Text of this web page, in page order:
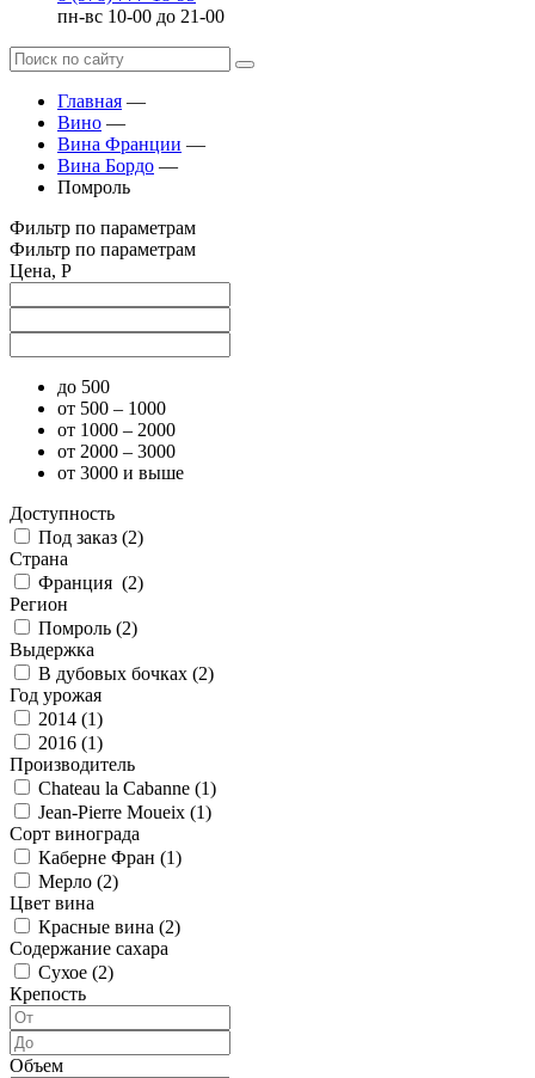
пн-вс 10-00 до 21-00
Главная —
Вино —
Вина Франции —
Вина Бордо —
Помроль
Фильтр по параметрам
Фильтр по параметрам
Цена, Р
до 500
от 500 – 1000
от 1000 – 2000
от 2000 – 3000
от 3000 и выше
Доступность
Под заказ (2)
Страна
Франция (2)
Регион
Помроль (2)
Выдержка
В дубовых бочках (2)
Год урожая
2014 (1)
2016 (1)
Производитель
Chateau la Cabanne (1)
Jean-Pierre Moueix (1)
Сорт винограда
Каберне Фран (1)
Мерло (2)
Цвет вина
Красные вина (2)
Содержание сахара
Сухое (2)
Крепость
Объем